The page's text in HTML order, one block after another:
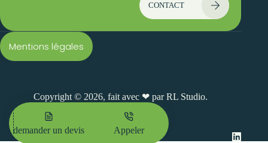
CONTACT
Mentions légales
Copyright © 2026, fait avec ❤ parRL Studio.
demander un devis Appeler